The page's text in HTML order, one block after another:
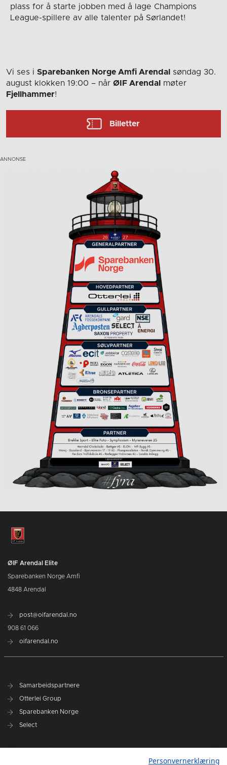
plass for å starte jobben med å lage Champions
League-spillere av alle talenter på Sørlandet!
Vi ses i Sparebanken Norge Amfi Arendal
søndag 30.
august klokken 19:00 – når ØIF Arendal
møter
Fjellhammer!
Billetter
ØIF Arendal Elite
Sparebanken Norge Amfi
4848 Arendal
post@oifarendal.no
908 61 066
oifarendal.no
Samarbeidspartnere
Otterlei Group
Sparebanken Norge
Select
Personvernerklæring